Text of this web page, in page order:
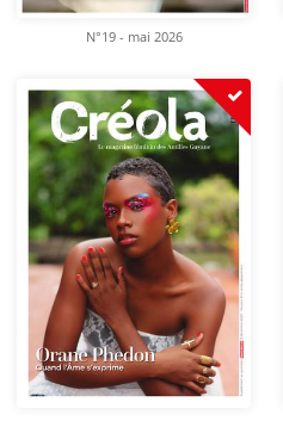
N°19 - mai 2026